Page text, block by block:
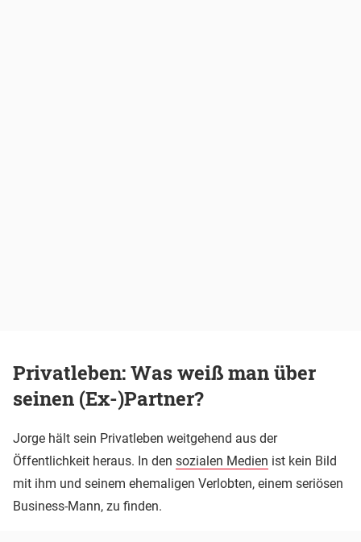
Privatleben: Was weiß man über
seinen (Ex-)Partner?
Jorge hält sein Privatleben weitgehend aus der
Öffentlichkeit heraus. In den sozialen Medien ist kein Bild
mit ihm und seinem ehemaligen Verlobten, einem seriösen
Business-Mann, zu finden.